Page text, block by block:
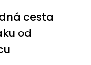
cesta
od